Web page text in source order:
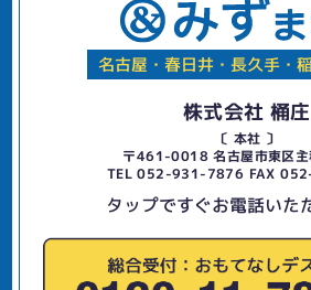
名古屋・春日井・長久手・
株式会社 桶庄
〔 本社 〕
〒461-0018 名古屋市東区
TEL 052-931-7876 FAX
タップですぐお電話いた